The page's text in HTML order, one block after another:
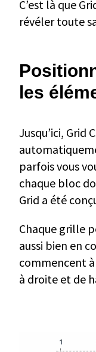
C’est là que
révéler toute
les
Jusqu’ici, Grid
parfois vous
chaque bloc
Grid a été
Chaque grille
aussi bien en
commencent
à droite et de